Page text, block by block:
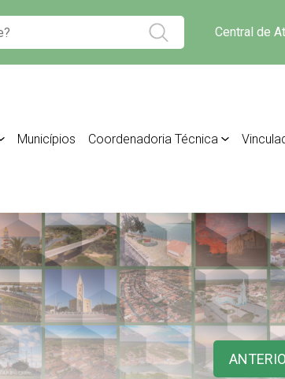
Central de
Municípios Coordenadoria Técnica